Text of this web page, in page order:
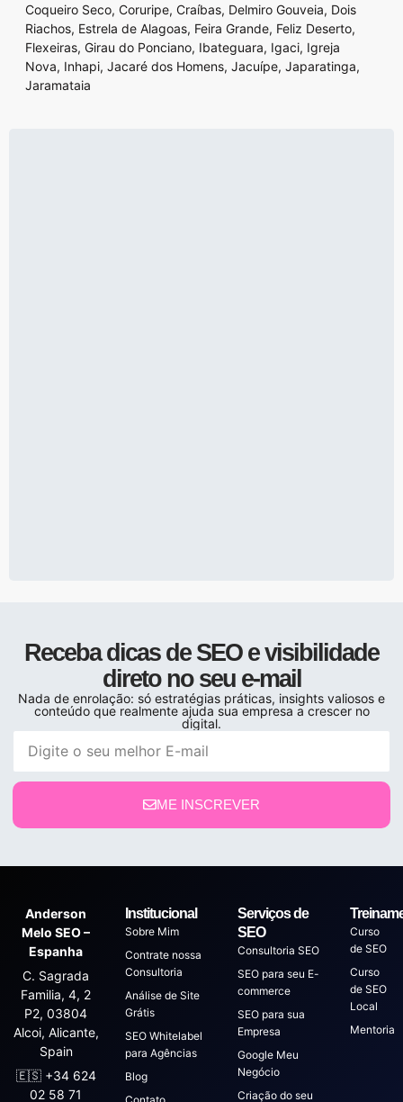
Coqueiro Seco, Coruripe, Craíbas, Delmiro Gouveia, Dois
Riachos, Estrela de Alagoas, Feira Grande, Feliz Deserto,
Flexeiras, Girau do Ponciano, Ibateguara, Igaci, Igreja
Nova, Inhapi, Jacaré dos Homens, Jacuípe, Japaratinga,
Jaramataia
Receba dicas de SEO e visibilidade
direto no seu e-mail
Nada de enrolação: só estratégias práticas, insights valiosos e
conteúdo que realmente ajuda sua empresa a crescer no
digital.
ME INSCREVER
Anderson
Melo SEO –
Espanha
C. Sagrada
Familia, 4, 2
P2, 03804
Alcoi, Alicante,
Spain
🇪🇸 +34 624
02 58 71
Institucional
Sobre Mim
Contrate nossa
Consultoria
Análise de Site
Grátis
SEO Whitelabel
para Agências
Blog
Serviços de
SEO
Consultoria SEO
SEO para seu E-
commerce
SEO para sua
Empresa
Google Meu
Negócio
Criação do seu
Curso
de SEO
Curso
de SEO
Local
Mentoria